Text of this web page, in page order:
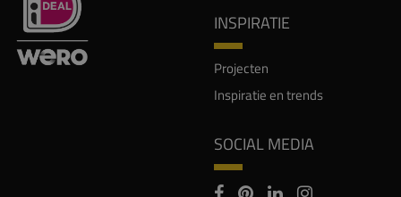
INSPIRATIE
Projecten
Inspiratie en trends
SOCIAL MEDIA